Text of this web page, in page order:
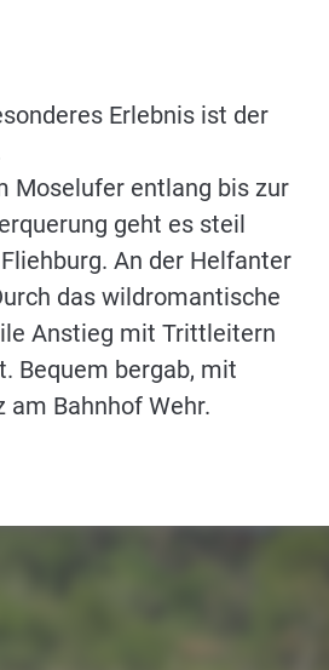
Erlebnis ist der
Moselufer entlang bis zur
geht es steil
An der Helfanter
das wildromantische
Anstieg mit Trittleitern
Bequem bergab, mit
Bahnhof Wehr.